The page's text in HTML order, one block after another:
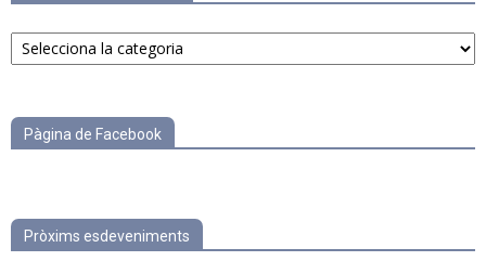
Notícies
per
Pàgina de Facebook
Pròxims esdeveniments